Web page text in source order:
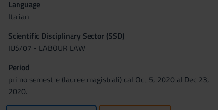
Language
Italian
Scientific Disciplinary Sector (SSD)
IUS/07 - LABOUR LAW
Period
primo semestre (lauree magistrali) dal Oct 5, 2020 al Dec 23,
2020.